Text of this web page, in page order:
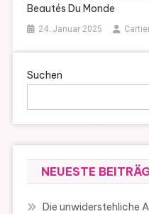
Beautés Du Monde
24. Januar 2025
Suchen
NEUESTE
Die unwiderstehliche